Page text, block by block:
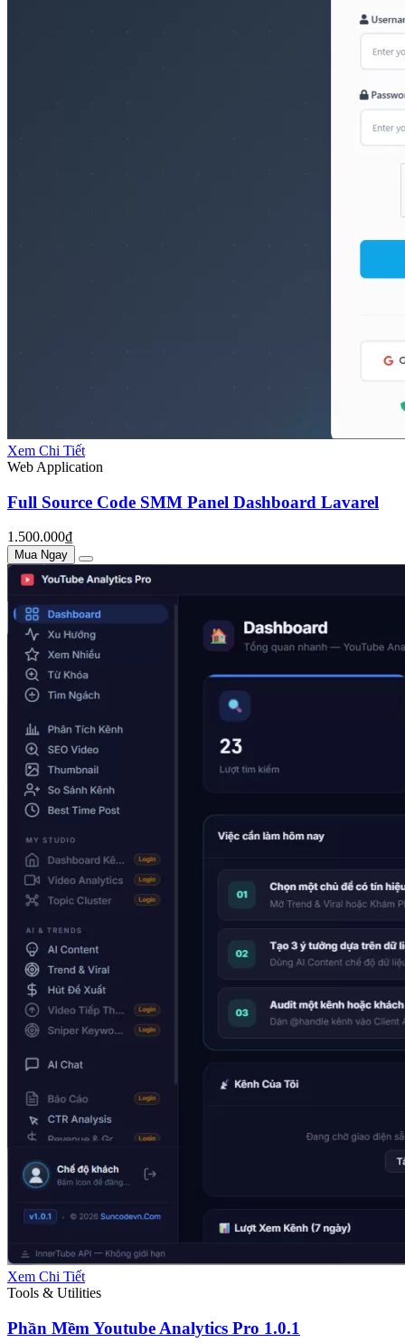
Xem Chi Tiết
Web Application
Full Source Code SMM Panel Dashboard Lavarel
1.500.000₫
Mua Ngay
Xem Chi Tiết
Tools & Utilities
Phần Mềm Youtube Analytics Pro 1.0.1